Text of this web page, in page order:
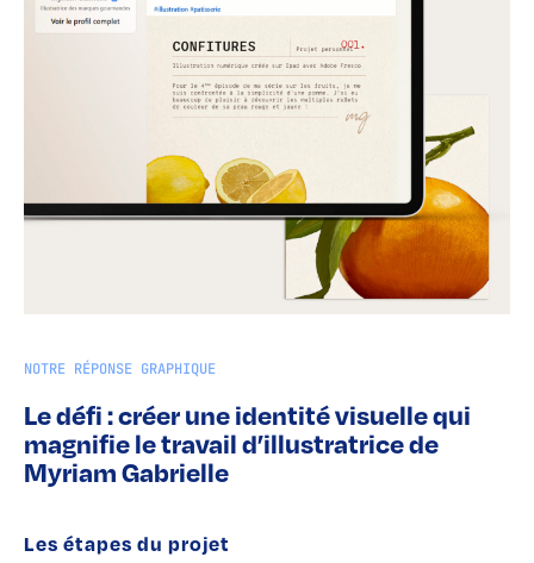
NOTRE RÉPONSE GRAPHIQUE
Le défi : créer une identité visuelle qui
magnifie le travail d’illustratrice de
Myriam Gabrielle
Les étapes du projet